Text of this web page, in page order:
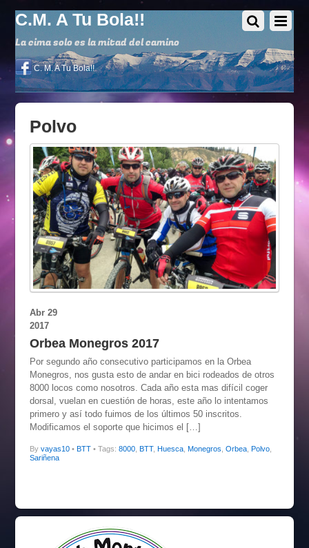
C.M. A Tu Bola!!
La cima solo es la mitad del camino
C. M. A Tu Bola!!
Polvo
Abr 29
2017
Orbea Monegros 2017
Por segundo año consecutivo participamos en la Orbea
Monegros, nos gusta esto de andar en bici rodeados de otros
8000 locos como nosotros. Cada año esta mas difícil coger
dorsal, vuelan en cuestión de horas, este año lo intentamos
primero y así todo fuimos de los últimos 50 inscritos.
Modificamos el soporte que hicimos el […]
By vayas10• BTT • Tags: 8000, BTT, Huesca, Monegros Orbea, Polvo,
Sariñena